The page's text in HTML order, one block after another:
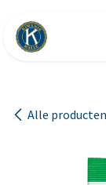
Alle producten